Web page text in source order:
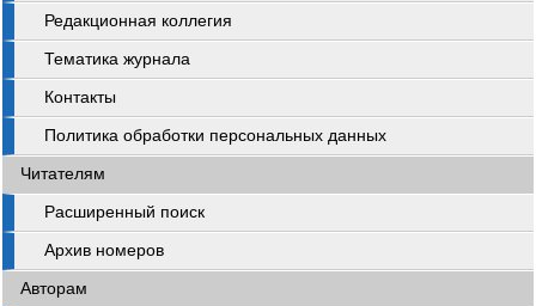
Редакционная коллегия
Тематика журнала
Контакты
Политика обработки персональных данных
Читателям
Расширенный поиск
Архив номеров
Авторам